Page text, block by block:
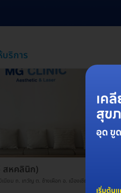
ริการ
สหคลินิก)
ยม ถ. เทวัญ ต. ช้างเผือก อ. เมืองเชียงใหม่ จ. เชียงใหม่